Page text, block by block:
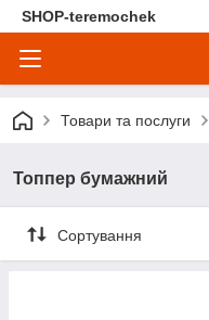
SHOP-teremochek
Товари та послуги
Топпер бумажний
Сортування